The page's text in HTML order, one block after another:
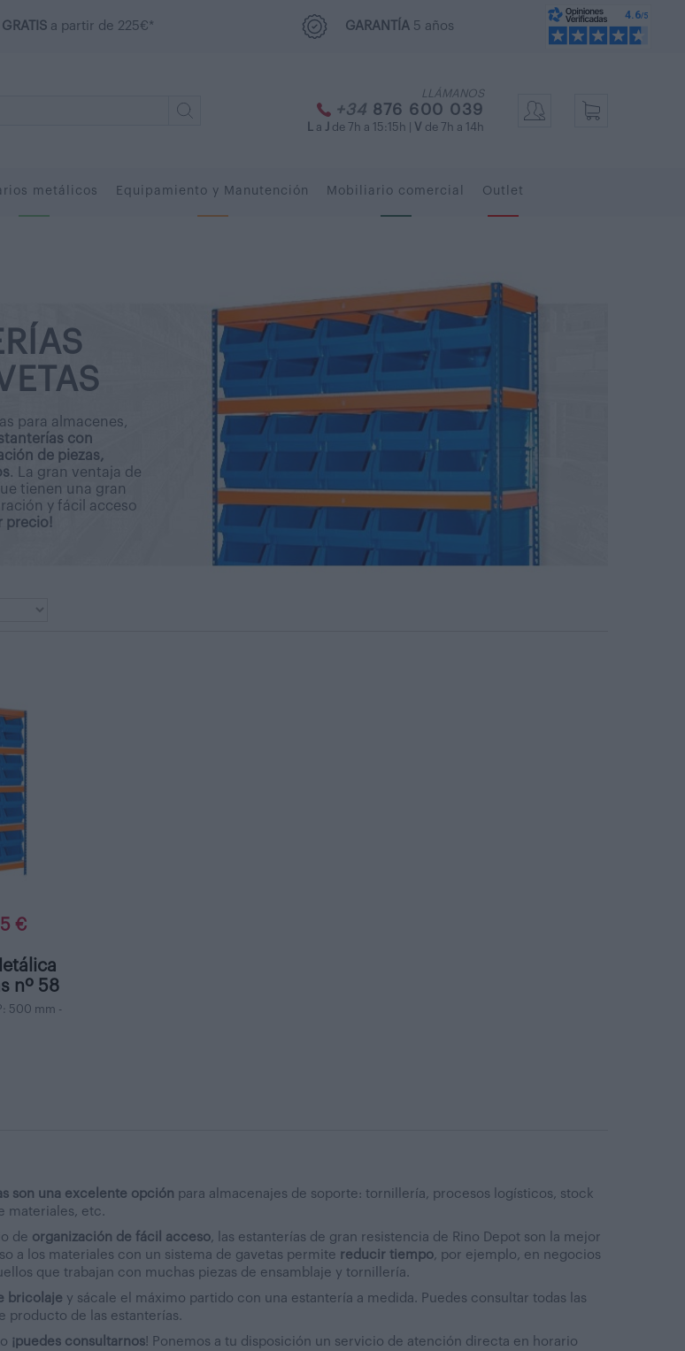
GRATIS a partir de 225€* GARANTÍA 5 años
LLÁMANOS
+34 876 600 039
a J de 7h a 15:15h | V de 7h a 14h
metálicos Equipamiento y Manutención Mobiliario comercial Outlet
para almacenes,
con
de piezas,
. La gran ventaja de
tienen una gran
y fácil acceso
precio!
€
nº 58
500 mm -
son una excelente opción para almacenajes de soporte: tornillería, procesos logísticos, stock
materiales, etc.
de organización de fácil acceso, las estanterías de gran resistencia de Rino Depot son la mejor
a los materiales con un sistema de gavetas permite reducir tiempo, por ejemplo, en negocios
que trabajan con muchas piezas de ensamblaje y tornillería.
bricolaje y sácale el máximo partido con una estantería a medida. Puedes consultar todas las
producto de las estanterías.
¡puedes consultarnos! Ponemos a tu disposición un servicio de atención directa en horario